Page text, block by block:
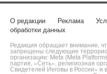
О редакции Реклама
обработки данных
Редакция обращает внимание,
запрещены следующие
организации: Meta (Meta
партия, «Сеть», религиозная
Свидетелей Иеговы в России» и